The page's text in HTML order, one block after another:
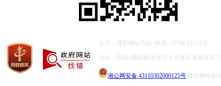
主办：博彩网址导航 电话：0746-8327376
地址：中国•湖南省•永州市冷水滩区湘永路267
湘公网安备 43110302000125号 政府网站标